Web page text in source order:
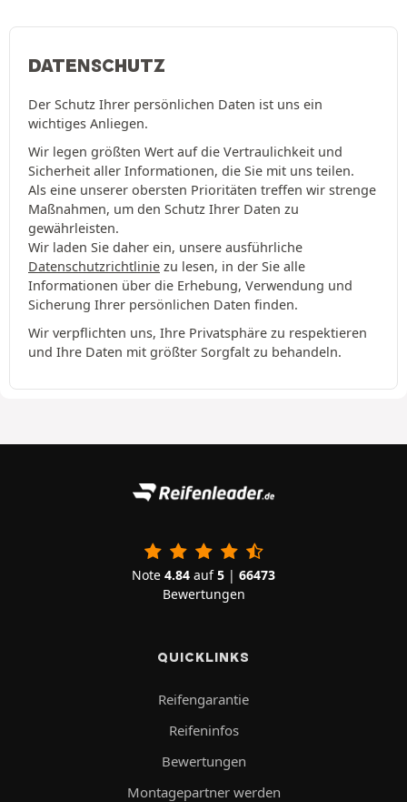
DATENSCHUTZ
Der Schutz Ihrer persönlichen Daten ist uns ein
wichtiges Anliegen.
Wir legen größten Wert auf die Vertraulichkeit und
Sicherheit aller Informationen, die Sie mit uns teilen.
Als eine unserer obersten Prioritäten treffen wir strenge
Maßnahmen, um den Schutz Ihrer Daten zu
gewährleisten.
Wir laden Sie daher ein, unsere ausführliche
Datenschutzrichtlinie zu lesen, in der Sie alle
Informationen über die Erhebung, Verwendung und
Sicherung Ihrer persönlichen Daten finden.
Wir verpflichten uns, Ihre Privatsphäre zu respektieren
und Ihre Daten mit größter Sorgfalt zu behandeln.
Note 4.84 auf5 | 66473
Bewertungen
QUICKLINKS
Reifengarantie
Reifeninfos
Bewertungen
Montagepartner werden